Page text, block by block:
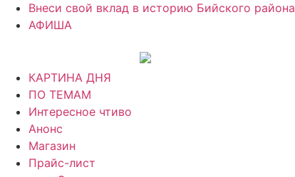
Внеси свой вклад в историю Бийского района
АФИША
КАРТИНА ДНЯ
ПО ТЕМАМ
Интересное чтиво
Анонс
Магазин
Прайс-лист